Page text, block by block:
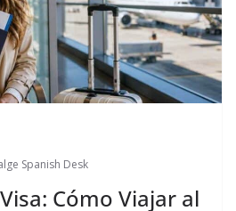
Spanish Desk
Cómo Viajar al